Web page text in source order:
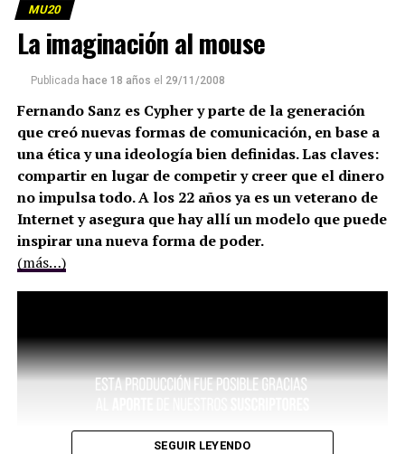
MU20
La imaginación al mouse
Publicada hace 18 años el 29/11/2008
Fernando Sanz es Cypher y parte de la generación
que creó nuevas formas de comunicación, en base a
una ética y una ideología bien definidas. Las claves:
compartir en lugar de competir y creer que el dinero
no impulsa todo. A los 22 años ya es un veterano de
Internet y asegura que hay allí un modelo que puede
inspirar una nueva forma de poder.
(más…)
SEGUIR LEYENDO